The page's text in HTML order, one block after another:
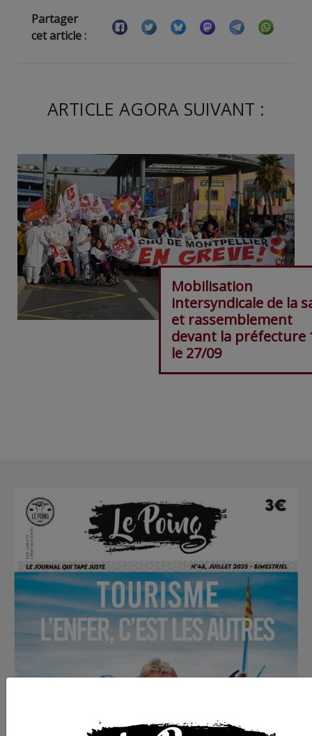
Partager
cet article :
ARTICLE AGORA SUIVANT :
Mobilisation
intersyndicale de la
et rassemblement
devant la préfecture
le 27/09